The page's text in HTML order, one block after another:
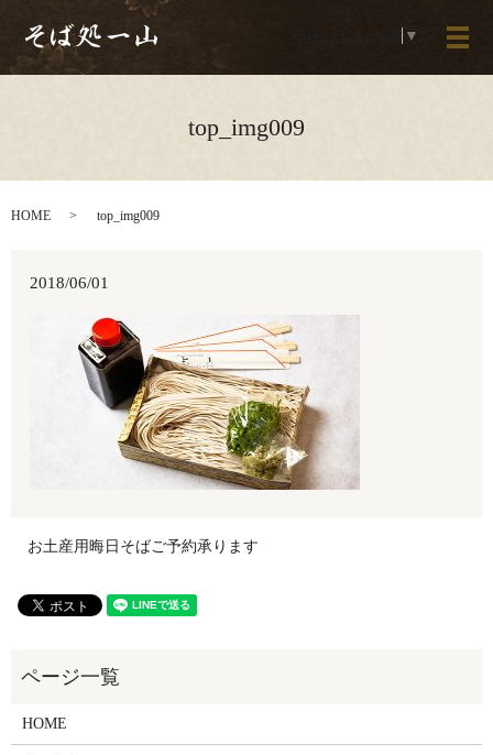
メ
▼
top_img009
HOME top_img009
2018/06/01
お土産用晦日そばご予約承ります
HOME